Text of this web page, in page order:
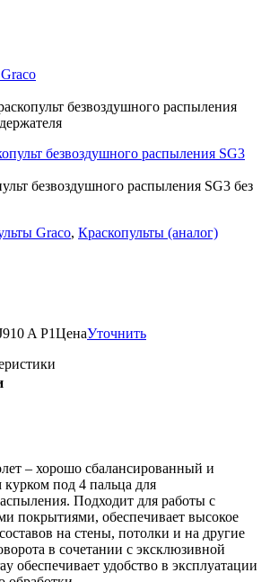
безвоздушного распыления
безвоздушного распыления SG3 без
Graco, Краскопульты (аналог)
A P1ЦенаУточнить
– хорошо сбалансированный и
под 4 пальца для
Подходит для работы с
покрытиями, обеспечивает высокое
на стены, потолки и на другие
в сочетании с эксклюзивной
обеспечивает удобство в эксплуатации